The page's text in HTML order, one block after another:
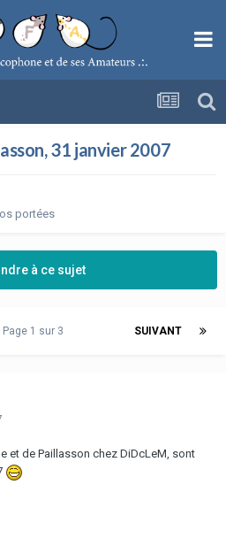
31 janvier 2007
portées
à ce sujet
SUIVANT
Page 1 sur 3
et de Paillasson chez DiDcLeM, sont